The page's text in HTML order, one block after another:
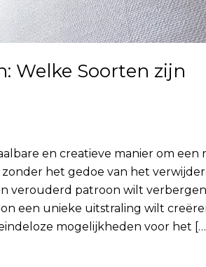
Welke Soorten zijn
en creatieve manier om een
het gedoe van het
verouderd patroon wilt
een unieke uitstraling wilt
mogelijkheden voor het